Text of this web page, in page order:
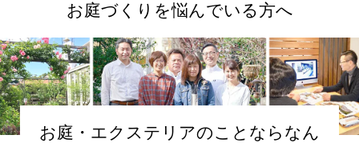
お庭づくりを悩んでいる方へ
お庭・エクステリアのことならなん